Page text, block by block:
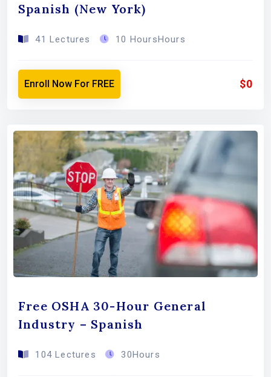
Spanish (New York)
41 Lectures 10 HoursHours
Enroll Now For FREE $0
Free OSHA 30-Hour General
Industry – Spanish
104 Lectures 30Hours